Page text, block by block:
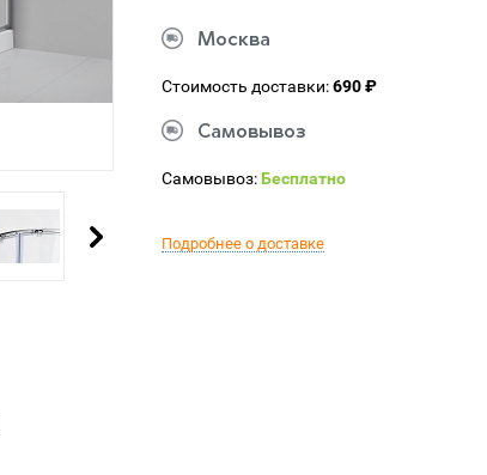
Москва
Стоимость доставки:690 ₽
Самовывоз
Самовывоз:Бесплатно
Подробнее о доставке